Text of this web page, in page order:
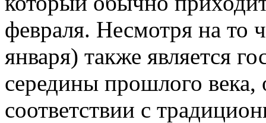
февраля. Несмотря на то
января) также является
середины прошлого века,
соответствии с